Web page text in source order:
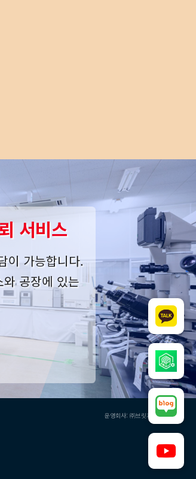
서비스
이 가능합니다.
공장에 있는
운영회사: ㈜브릿지오버